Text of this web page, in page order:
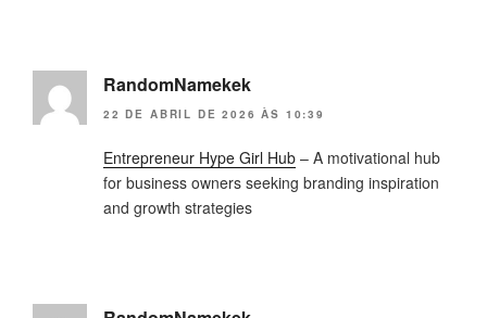
RandomNamekek
22 DE ABRIL DE 2026 ÀS 10:39
Entrepreneur Hype Girl Hub – A motivational hub
for business owners seeking branding inspiration
and growth strategies